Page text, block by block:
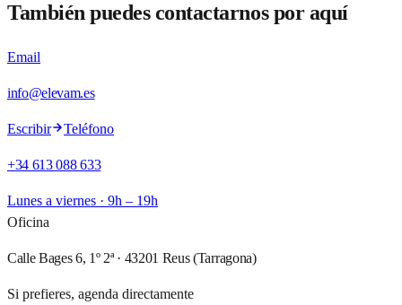
También puedes contactarnos por aquí
Email
info@elevam.es
Escribir Teléfono
+34 613 088 633
Lunes a viernes · 9h – 19h
Oficina
Calle Bages 6, 1º 2ª · 43201 Reus (Tarragona)
Si prefieres, agenda directamente